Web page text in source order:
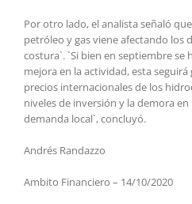
Por otro lado, el analista señaló
petróleo y gas viene afectando los
costura`. `Si bien en septiembre se
mejora en la actividad, esta
precios internacionales de los
niveles de inversión y la demora
demanda local`, concluyó.
Andrés Randazzo
Ambito Financiero – 14/10/2020